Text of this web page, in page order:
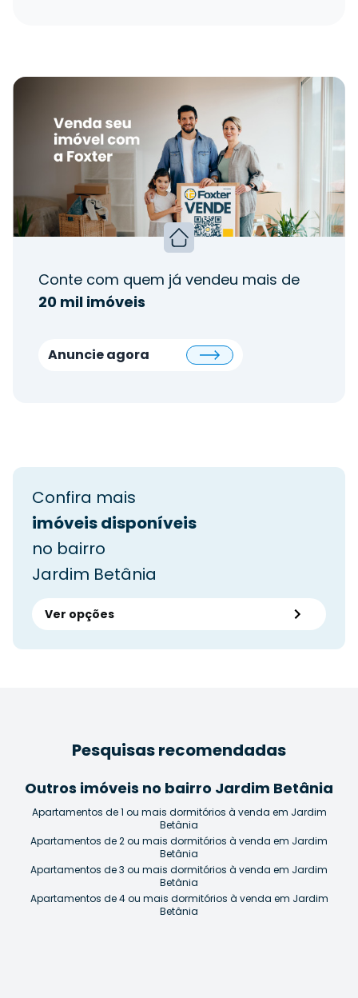
Conte com quem já vendeu mais de
20 mil imóveis
Anuncie agora
Confira mais
imóveis disponíveis
no bairro
Jardim Betânia
Ver opções
Pesquisas recomendadas
Outros imóveis no bairro Jardim Betânia
Apartamentos de 1 ou mais dormitórios à venda em Jardim
Betânia
Apartamentos de 2 ou mais dormitórios à venda em Jardim
Betânia
Apartamentos de 3 ou mais dormitórios à venda em Jardim
Betânia
Apartamentos de 4 ou mais dormitórios à venda em Jardim
Betânia